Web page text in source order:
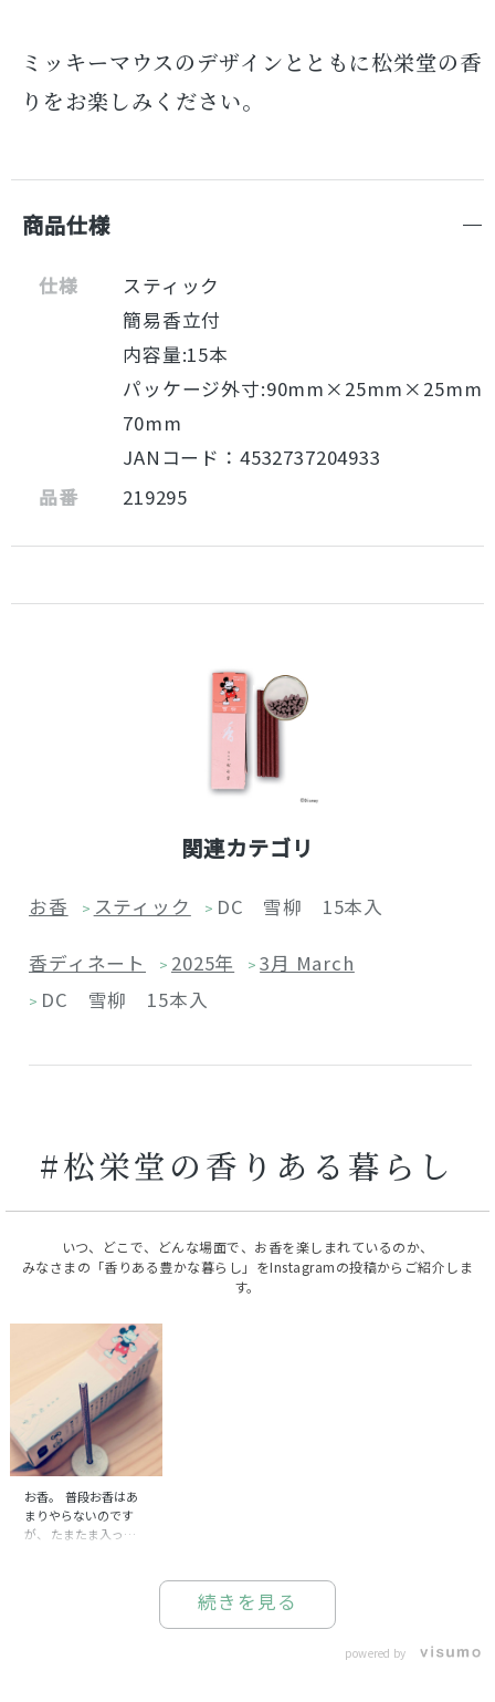
ミッキーマウスのデザインとともに松栄堂の香
りをお楽しみください。
商品仕様
仕様
スティック
簡易香立付
内容量:15本
パッケージ外寸:90mm×25mm×25mm
70mm
JANコード：4532737204933
品番
219295
関連カテゴリ
お香 > スティック > DC 雪柳 15本入
香ディネート > 2025年 >3月 March
> DC 雪柳 15本入
#松栄堂の香りある暮らし
いつ、どこで、どんな場面で、お香を楽しまれているのか、
みなさまの「香りある豊かな暮らし」をInstagramの投稿からご紹介しま
す。
お香。 普段お香はあ
まりやらないのです
が、 たまたま入った松
続きを見る
powered by